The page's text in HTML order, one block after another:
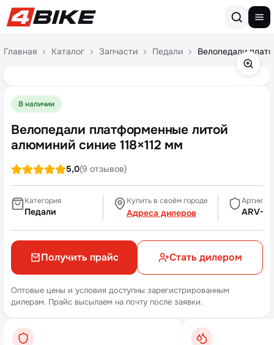
Главная Каталог Запчасти Педали Велопедали
В наличии
Велопедали платформенные литой
алюминий синие 118×112 мм
5,0(9 отзывов)
Категория
Педали
Артикул
ARV-
Купить в своём городе
Адреса дилеров
Получить прайс Стать дилером
Оптовые цены и условия доступны зарегистрированным
дилерам. Прайс высылаем на почту после заявки.